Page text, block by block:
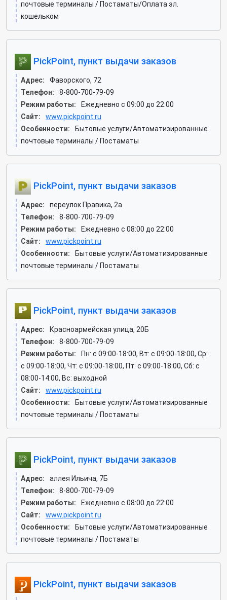
почтовые терминалы / Постаматы/Оплата эл.
кошельком
PickPoint, пункт выдачи заказов
Адрес:
Фаворского, 72
Телефон:
8-800-700-79-09
Режим работы:
Ежедневно с 09:00 до 22:00
Сайт:
www.pickpoint.ru
Особенности:
Бытовые услуги/Автоматизированные
почтовые терминалы / Постаматы
PickPoint, пункт выдачи заказов
Адрес:
переулок Правика, 2а
Телефон:
8-800-700-79-09
Режим работы:
Ежедневно с 08:00 до 22:00
Сайт:
www.pickpoint.ru
Особенности:
Бытовые услуги/Автоматизированные
почтовые терминалы / Постаматы
PickPoint, пункт выдачи заказов
Адрес:
Красноармейская улица, 20Б
Телефон:
8-800-700-79-09
Режим работы:
Пн: c 09:00-18:00, Вт: c 09:00-18:00, Ср:
c 09:00-18:00, Чт: c 09:00-18:00, Пт: c 09:00-18:00, Сб: c
08:00-14:00, Вс: выходной
Сайт:
www.pickpoint.ru
Особенности:
Бытовые услуги/Автоматизированные
почтовые терминалы / Постаматы
PickPoint, пункт выдачи заказов
Адрес:
аллея Ильича, 7Б
Телефон:
8-800-700-79-09
Режим работы:
Ежедневно с 08:00 до 22:00
Сайт:
www.pickpoint.ru
Особенности:
Бытовые услуги/Автоматизированные
почтовые терминалы / Постаматы
PickPoint, пункт выдачи заказов